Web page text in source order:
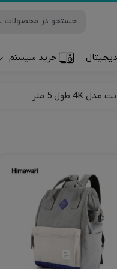
مچ بند
خرید سیستم